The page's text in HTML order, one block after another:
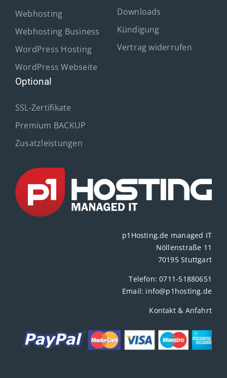
Webhosting
Webhosting Business
WordPress Hosting
WordPress Webseite
Optional
SSL-Zertifikate
Premium BACKUP
Zusatzleistungen
Downloads
Kündigung
Vertrag widerrufen
p1Hosting.de managed IT
Nöllenstraße 11
70195 Stuttgart
Telefon:0711-51880651
Email: info@p1hosting.de
Kontakt & Anfahrt